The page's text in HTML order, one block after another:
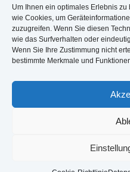
Um Ihnen ein optimales Erlebnis
wie Cookies, um
zuzugreifen. Wenn Sie diesen
wie das Surfverhalten oder
Wenn Sie Ihre Zustimmung nicht
bestimmte Merkmale und
BAESEL ist in der
Systeme